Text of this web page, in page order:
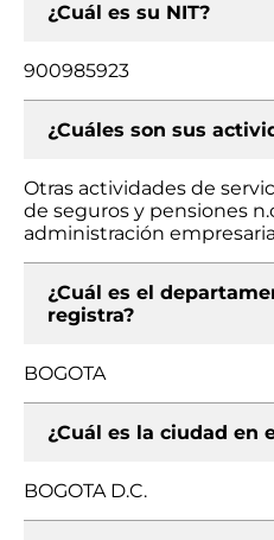
¿Cuál es su NIT?
900985923
¿Cuáles son sus
Otras actividades de
de seguros y pensiones
administración
¿Cuál es el
registra?
BOGOTA
¿Cuál es la ciudad en
BOGOTA D.C.